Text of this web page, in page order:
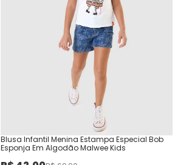
Blusa Infantil Menina Estampa Especial Bob
Esponja Em Algodão Malwee Kids